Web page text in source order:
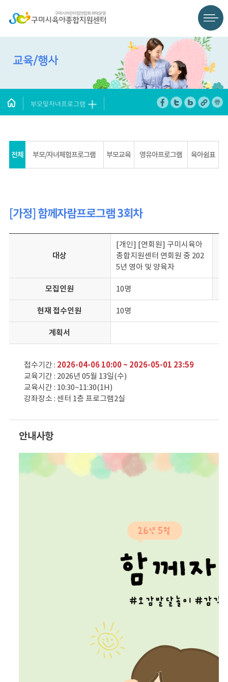
교육/행사
부모및자녀프로그램
전체 부모/자녀체험프로그램 부모교육 영유아프로그램 육아쉼표
[가정] 함께자람프로그램 3회차
대상
[개인] [연회원] 구미시육아
종합지원센터 연회원 중 202
5년 영아 및 양육자
모집인원 10명
현재 접수인원 10명
계획서
접수기간 : 2026-04-06 10:00 ~ 2026-05-01 23:59
교육기간 : 2026년 05월 13일(수)
교육시간 : 10:30~11:30(1H)
강좌장소 : 센터 1층 프로그램2실
안내사항